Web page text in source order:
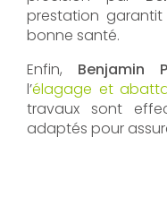
prestation
bonne santé.
Enfin, Benjamin
l’élagage et
travaux sont
adaptés pour